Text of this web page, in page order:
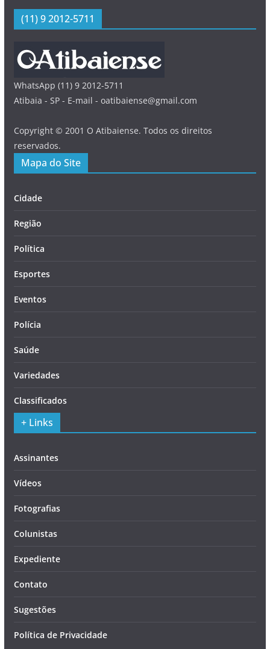
(11) 9 2012-5711
WhatsApp (11) 9 2012-5711
Atibaia - SP - E-mail - oatibaiense@gmail.com
Copyright © 2001 O Atibaiense. Todos os direitos
reservados.
Mapa do Site
Cidade
Região
Política
Esportes
Eventos
Polícia
Saúde
Variedades
Classificados
+ Links
Assinantes
Vídeos
Fotografias
Colunistas
Expediente
Contato
Sugestões
Política de Privacidade